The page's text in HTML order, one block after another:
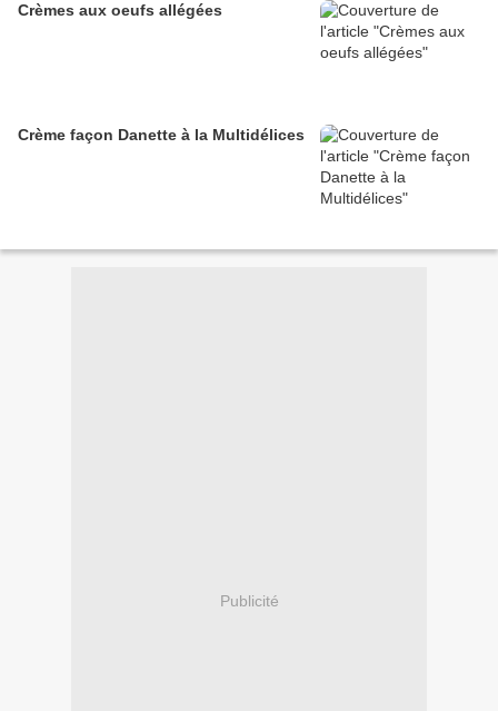
Crèmes aux oeufs allégées
Crème façon Danette à la Multidélices
Publicité